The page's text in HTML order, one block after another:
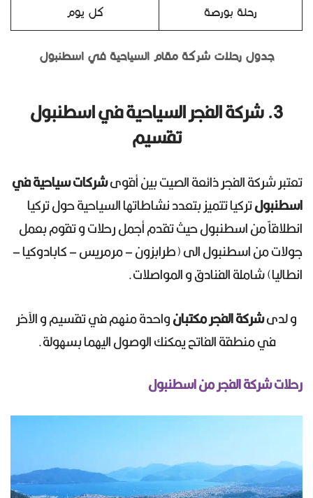
رحلة بورصة كل يوم
جدول رحلات شركة مقام السياحية في اسطنبول
3. شركة الفجر السياحية في اسطنبول
تقسيم
تعتبر شركة الفجر ذائعة الصيت بين أقوىشركات سياحية في
اسطنبولتركيا تتميز بتعدد نشاطاتها السياحية حول تركيا
انطلاقاً من اسطنبول حيث تقدم أجمل رحلات و تقوم بعمل
جولات من اسطنبول الى (طرابزون – مرمريس – كابادوكيا –
انطاليا) شاملة الفنادق و المواصلات.
و لدىشركة الفجر مكتبانواحدة منهم في تقسيم و الآخر
في منطقة الفاتح يمكنك الوصول اليهما بسهولة.
رحلات شركة الفجر من اسطنبول